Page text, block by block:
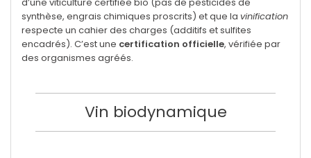
synthèse, engrais chimiques proscrits) et que la vinification
respecte un cahier des charges (additifs et sulfites
encadrés). C’est une certification officielle, vérifiée par
des organismes agréés.
Vin biodynamique